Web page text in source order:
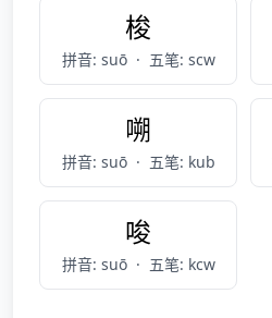
梭
拼音: suō · 五笔: scw
嗍
拼音: suō · 五笔: kub
唆
拼音: suō · 五笔: kcw